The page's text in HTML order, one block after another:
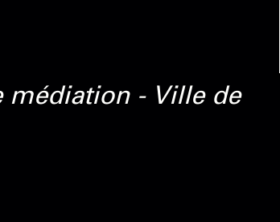
médiation - Ville de